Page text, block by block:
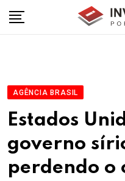
AGÊNCIA BRASIL
Estados
governo
perdendo o